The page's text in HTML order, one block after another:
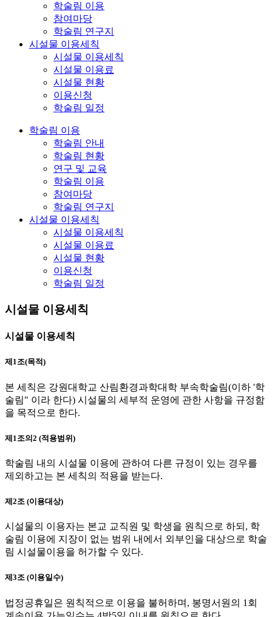
학술림 이용
참여마당
학술림 연구지
시설물 이용세칙
시설물 이용세칙
시설물 이용료
시설물 현황
이용신청
학술림 일정
학술림 이용
학술림 안내
학술림 현황
연구 및 교육
학술림 이용
참여마당
학술림 연구지
시설물 이용세칙
시설물 이용세칙
시설물 이용료
시설물 현황
이용신청
학술림 일정
시설물 이용세칙
시설물 이용세칙
제1조(목적)
본 세칙은 강원대학교 산림환경과학대학 부속학술림(이하 '학
술림" 이라 한다) 시설물의 세부적 운영에 관한 사항을 규정함
을 목적으로 한다.
제1조의2 (적용범위)
학술림 내의 시설물 이용에 관하여 다른 규정이 있는 경우를
제외하고는 본 세칙의 적용을 받는다.
제2조 (이용대상)
시설물의 이용자는 본교 교직원 및 학생을 원칙으로 하되, 학
술림 이용에 지장이 없는 범위 내에서 외부인을 대상으로 학술
림 시설물이용을 허가할 수 있다.
제3조 (이용일수)
법정공휴일은 원칙적으로 이용을 불허하며, 봉명서원의 1회